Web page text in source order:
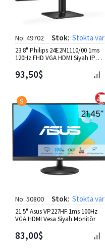
No: 49702 Stok: Stokta var
23.8" Philips 24E2N1110/00 1ms
120Hz FHD VGA HDMI Siyah IPS
93,50$
S
No: 50800 Stok: Stokta var
21.5" Asus VP227HF 1ms 100Hz
VGA HDMI Vesa Siyah Monitör
83,00$